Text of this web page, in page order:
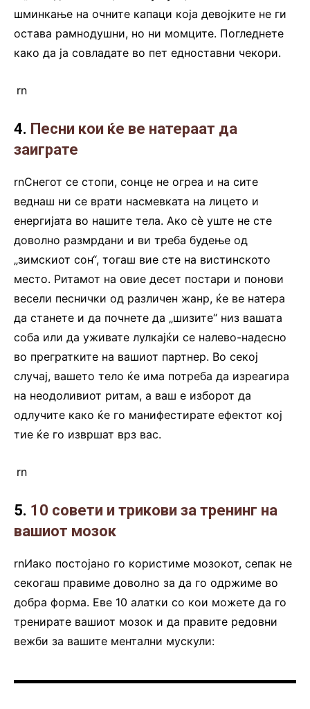
шминкање на очните капаци која девојките не ги
остава рамнодушни, но ни момците. Погледнете
како да ја совладате во пет едноставни чекори.
rn
4. Песни кои ќе ве натераат да
заиграте
rnСнегот се стопи, сонце не огреа и на сите
веднаш ни се врати насмевката на лицето и
енергијата во нашите тела. Ако сè уште не сте
доволно размрдани и ви треба будење од
„зимскиот сон“, тогаш вие сте на вистинското
место. Ритамот на овие десет постари и понови
весели песнички од различен жанр, ќе ве натера
да станете и да почнете да „шизите“ низ вашата
соба или да уживате лулкајќи се налево-надесно
во прегратките на вашиот партнер. Во секој
случај, вашето тело ќе има потреба да изреагира
на неодоливиот ритам, а ваш е изборот да
одлучите како ќе го манифестирате ефектот кој
тие ќе го извршат врз вас.
rn
5. 10 совети и трикови за тренинг на
вашиот мозок
rnИако постојано го користиме мозокот, сепак не
секогаш правиме доволно за да го одржиме во
добра форма. Еве 10 алатки со кои можете да го
тренирате вашиот мозок и да правите редовни
вежби за вашите ментални мускули: